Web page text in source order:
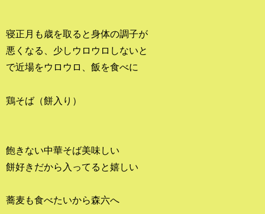
寝正月も歳を取ると身体の調子が
悪くなる、少しウロウロしないと
で近場をウロウロ、飯を食べに
鶏そば（餅入り）
飽きない中華そば美味しい
餅好きだから入ってると嬉しい
蕎麦も食べたいから森六へ